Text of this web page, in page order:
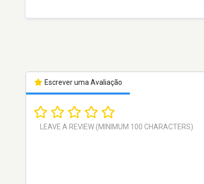
Escrever uma Avaliação